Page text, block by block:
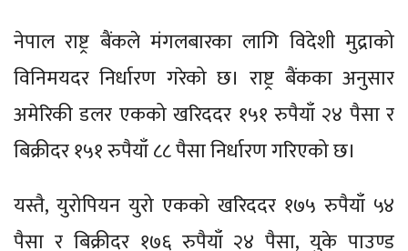
नेपाल राष्ट्र बैंकले मंगलबारका लागि विदेशी मुद्राको
विनिमयदर निर्धारण गरेको छ। राष्ट्र बैंकका अनुसार
अमेरिकी डलर एकको खरिददर १५१ रुपैयाँ २४ पैसा र
बिक्रीदर १५१ रुपैयाँ ८८ पैसा निर्धारण गरिएको छ।
यस्तै, युरोपियन युरो एकको खरिददर १७५ रुपैयाँ ५४
पैसा र बिक्रीदर १७६ रुपैयाँ २४ पैसा, युके पाउण्ड